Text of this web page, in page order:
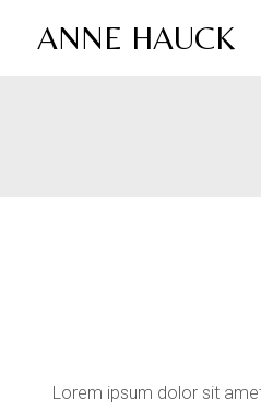
ANNE HAUCK
Lorem ipsum dolor sit